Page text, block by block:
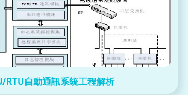
RTU自動通訊系統工程解析